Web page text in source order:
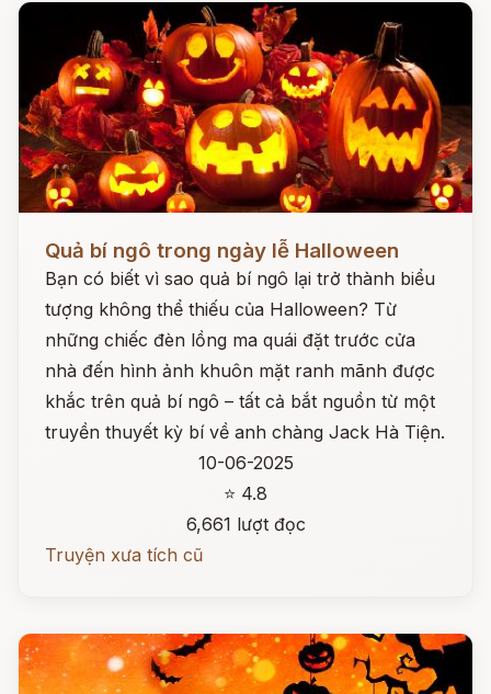
Quả bí ngô trong ngày lễ Halloween
Bạn có biết vì sao quả bí ngô lại trở thành biểu
tượng không thể thiếu của Halloween? Từ
những chiếc đèn lồng ma quái đặt trước cửa
nhà đến hình ảnh khuôn mặt ranh mãnh được
khắc trên quả bí ngô – tất cả bắt nguồn từ một
truyền thuyết kỳ bí về anh chàng Jack Hà Tiện.
10-06-2025
⭐ 4.8
6,661 lượt đọc
Truyện xưa tích cũ